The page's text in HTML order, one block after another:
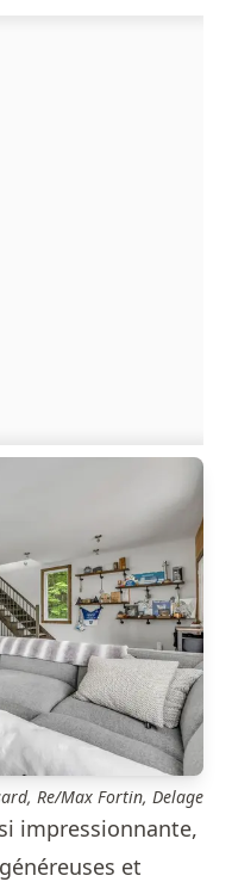
Re/Max Fortin, Delage
impressionnante,
et